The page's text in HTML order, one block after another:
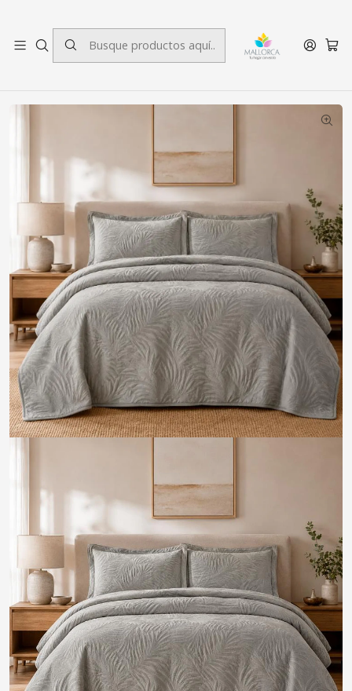
Inicio Dormitorio Quilts 2 plazas
Quilt Liso Velvet Ibiza Gris 2 Plazas